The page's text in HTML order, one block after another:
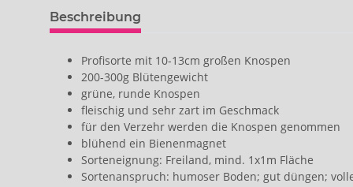
Beschreibung
Profisorte mit 10-13cm großen Knospen
200-300g Blütengewicht
grüne, runde Knospen
fleischig und sehr zart im Geschmack
für den Verzehr werden die Knospen genommen
blühend ein Bienenmagnet
Sorteneignung: Freiland, mind. 1x1m Fläche
Sortenanspruch: humoser Boden; gut düngen;